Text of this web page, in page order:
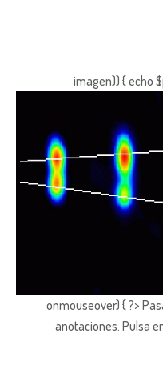
imagen)) { echo
onmouseover) { ?>
anotaciones. Pulsa